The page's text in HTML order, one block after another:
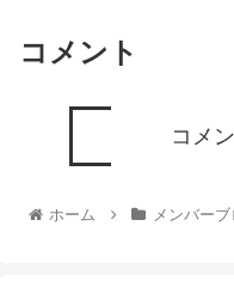
コメント
コメ
ホーム メンバー